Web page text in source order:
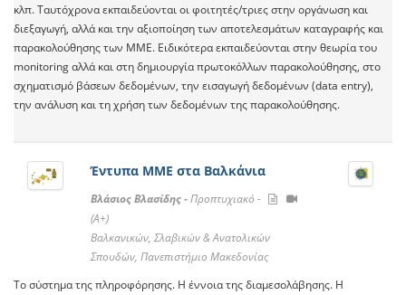
κλπ. Ταυτόχρονα εκπαιδεύονται οι φοιτητές/τριες στην οργάνωση και
διεξαγωγή, αλλά και την αξιοποίηση των αποτελεσμάτων καταγραφής και
παρακολούθησης των ΜΜΕ. Ειδικότερα εκπαιδεύονται στην θεωρία του
monitoring αλλά και στη δημιουργία πρωτοκόλλων παρακολούθησης, στο
σχηματισμό βάσεων δεδομένων, την εισαγωγή δεδομένων (data entry),
την ανάλυση και τη χρήση των δεδομένων της παρακολούθησης.
Έντυπα ΜΜΕ στα Βαλκάνια
Βλάσιος Βλασίδης -Προπτυχιακό -
(A+)
Βαλκανικών, Σλαβικών & Ανατολικών
Σπουδών, Πανεπιστήμιο Μακεδονίας
Το σύστημα της πληροφόρησης. Η έννοια της διαμεσολάβησης. H